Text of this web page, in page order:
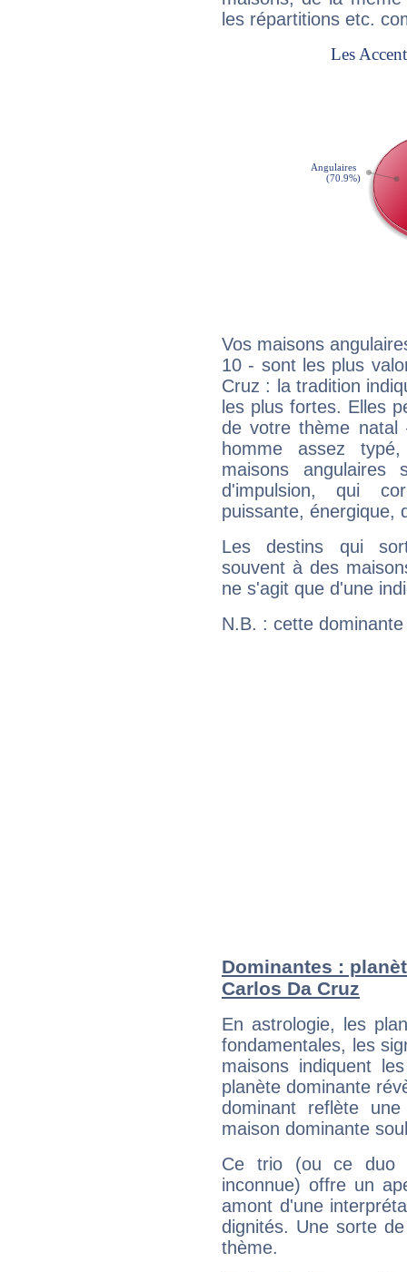
les répartitions etc.
Vos maisons
10 - sont les plus
Cruz : la tradition
les plus fortes. Elles
de votre thème natal
homme assez
maisons
d'impulsion, qui
puissante, énergique,
Les destins qui
souvent à des
ne s'agit que d'une
N.B. : cette
Dominantes :
Carlos Da Cruz
En astrologie, les
fondamentales, les
maisons indiquent
planète dominante
dominant reflète
maison dominante
Ce trio (ou ce duo
inconnue) offre un
amont d'une
dignités. Une sorte
thème.